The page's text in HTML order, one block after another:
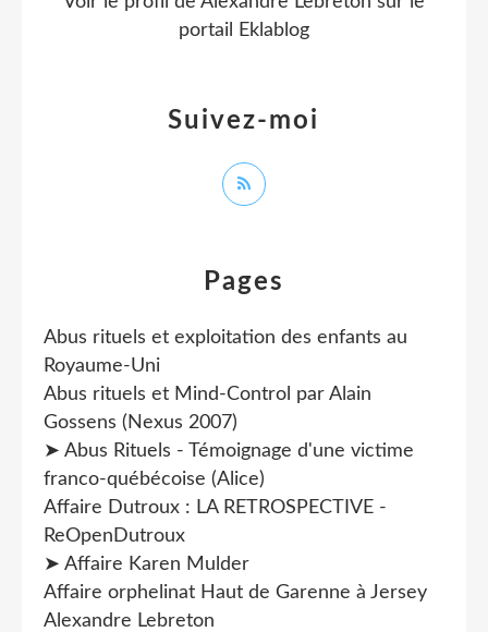
Pages
Abus rituels et exploitation des enfants au
Royaume-Uni
Abus rituels et Mind-Control par Alain
Gossens (Nexus 2007)
➤ Abus Rituels - Témoignage d'une victime
franco-québécoise (Alice)
Affaire Dutroux : LA RETROSPECTIVE -
ReOpenDutroux
➤ Affaire Karen Mulder
Affaire orphelinat Haut de Garenne à Jersey
Alexandre Lebreton
Suivez-moi
portail Eklablog